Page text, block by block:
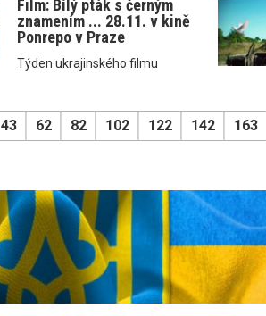
Film: Bílý pták s černým
znamením ... 28.11. v kině
Ponrepo v Praze
Týden ukrajinského filmu
43 62 82 102 122 142 163